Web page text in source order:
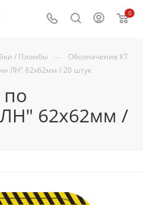
0
/ Пломбы — Обозначение КТ
ЛН" 62х62мм / 20 штук
62х62мм /